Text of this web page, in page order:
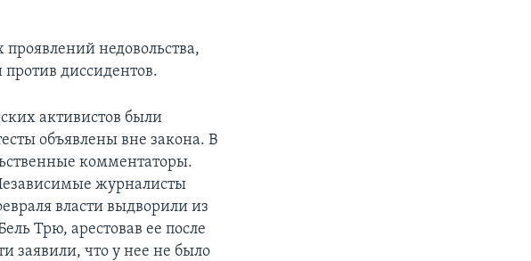
недовольства,
диссидентов.
активистов были
объявлены вне закона. В
комментаторы.
журналисты
власти выдворили из
Трю, арестовав ее после
заявили, что у нее не было